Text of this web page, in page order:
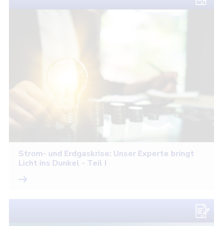
Strom- und Erdgaskrise: Unser Experte bringt
Licht ins Dunkel - Teil I